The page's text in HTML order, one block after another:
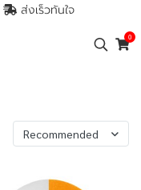
ส่งเร็วทันใจ
0
Recommended